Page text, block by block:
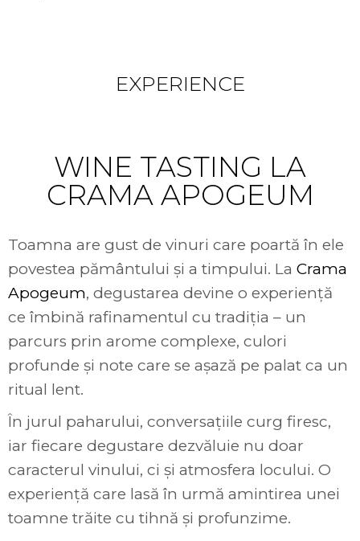
EXPERIENCE
WINE TASTING LA
CRAMA APOGEUM
Toamna are gust de vinuri care poartă în ele
povestea pământului și a timpului. La Crama
Apogeum, degustarea devine o experiență
ce îmbină rafinamentul cu tradiția – un
parcurs prin arome complexe, culori
profunde și note care se așază pe palat ca un
ritual lent.
În jurul paharului, conversațiile curg firesc,
iar fiecare degustare dezvăluie nu doar
caracterul vinului, ci și atmosfera locului. O
experiență care lasă în urmă amintirea unei
toamne trăite cu tihnă și profunzime.